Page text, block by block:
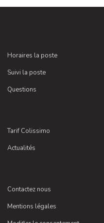
Horaires la poste
Suivi la poste
Questions
Tarif Colissimo
Actualités
Contactez nous
Mentions légales